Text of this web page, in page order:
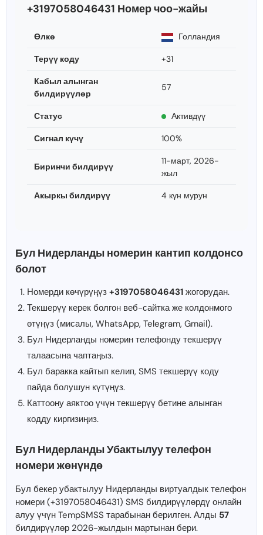
+3197058046431 Номер чоо-жайы
Өлкө Голландия
Терүү коду +31
Кабыл алынган
билдирүүлөр
57
Статус Активдүү
Сигнал күчү 100%
Биринчи билдирүү
11-март, 2026-
жыл
Акыркы билдирүү 4 күн мурун
Бул Нидерланды номерин кантип колдонсо
болот
Номерди көчүрүңүз +3197058046431 жогорудан.
Текшерүү керек болгон веб-сайтка же колдонмого
өтүңүз (мисалы, WhatsApp, Telegram, Gmail).
Бул Нидерланды номерин телефонду текшерүү
талаасына чаптаңыз.
Бул баракка кайтып келип, SMS текшерүү коду
пайда болушун күтүңүз.
Каттоону аяктоо үчүн текшерүү бетине алынган
кодду киргизиңиз.
Бул Нидерланды Убактылуу телефон
номери жөнүндө
Бул бекер убактылуу Нидерланды виртуалдык телефон
номери (+3197058046431) SMS билдирүүлөрдү онлайн
алуу үчүн TempSMSS тарабынан берилген. Алды 57
билдирүүлөр 2026-жылдын мартынан бери.